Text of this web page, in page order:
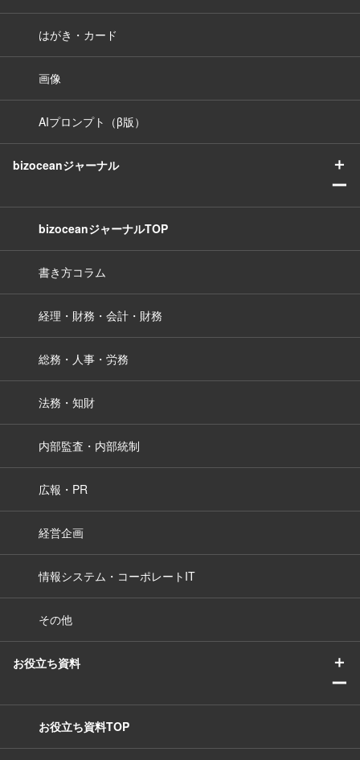
はがき・カード
画像
AIプロンプト（β版）
bizoceanジャーナル
＋
ー
bizoceanジャーナルTOP
書き方コラム
経理・財務・会計・財務
総務・人事・労務
法務・知財
内部監査・内部統制
広報・PR
経営企画
情報システム・コーポレートIT
その他
お役立ち資料
＋
ー
お役立ち資料TOP